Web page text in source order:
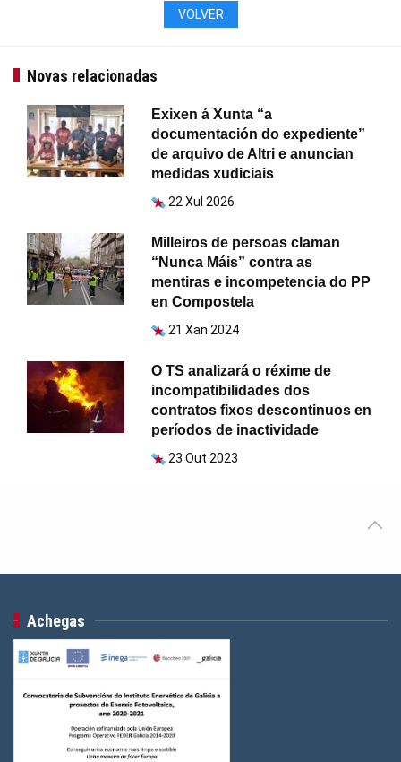
VOLVER
Novas relacionadas
Exixen á Xunta “a
documentación do expediente”
de arquivo de Altri e anuncian
medidas xudiciais
22 Xul 2026
Milleiros de persoas claman
“Nunca Máis” contra as
mentiras e incompetencia do PP
en Compostela
21 Xan 2024
O TS analizará o réxime de
incompatibilidades dos
contratos fixos descontinuos en
períodos de inactividade
23 Out 2023
Achegas